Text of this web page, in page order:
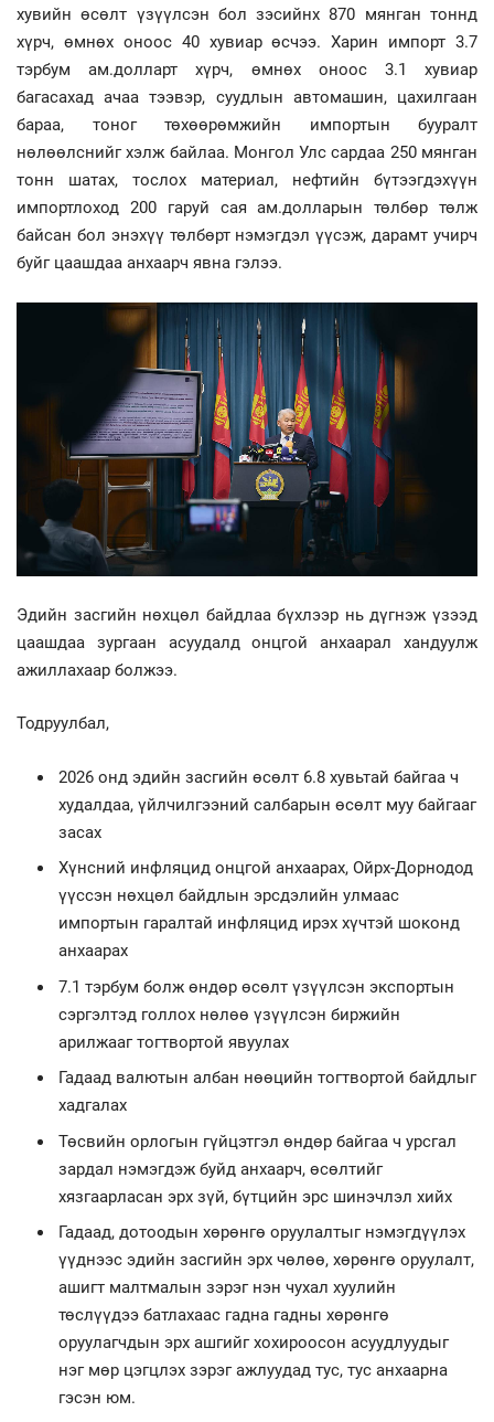
хувийн өсөлт үзүүлсэн бол зэсийнх 870 мянган тоннд
хүрч, өмнөх оноос 40 хувиар өсчээ. Харин импорт 3.7
тэрбум ам.долларт хүрч, өмнөх оноос 3.1 хувиар
багасахад ачаа тээвэр, суудлын автомашин, цахилгаан
бараа, тоног төхөөрөмжийн импортын бууралт
нөлөөлснийг хэлж байлаа. Монгол Улс сардаа 250 мянган
тонн шатах, тослох материал, нефтийн бүтээгдэхүүн
импортлоход 200 гаруй сая ам.долларын төлбөр төлж
байсан бол энэхүү төлбөрт нэмэгдэл үүсэж, дарамт учирч
буйг цаашдаа анхаарч явна гэлээ.
Эдийн засгийн нөхцөл байдлаа бүхлээр нь дүгнэж үзээд
цаашдаа зургаан асуудалд онцгой анхаарал хандуулж
ажиллахаар болжээ.
Тодруулбал,
2026 онд эдийн засгийн өсөлт 6.8 хувьтай байгаа ч
худалдаа, үйлчилгээний салбарын өсөлт муу байгааг
засах
Хүнсний инфляцид онцгой анхаарах, Ойрх-Дорнодод
үүссэн нөхцөл байдлын эрсдэлийн улмаас
импортын гаралтай инфляцид ирэх хүчтэй шоконд
анхаарах
7.1 тэрбум болж өндөр өсөлт үзүүлсэн экспортын
сэргэлтэд голлох нөлөө үзүүлсэн биржийн
арилжааг тогтвортой явуулах
Гадаад валютын албан нөөцийн тогтвортой байдлыг
хадгалах
Төсвийн орлогын гүйцэтгэл өндөр байгаа ч урсгал
зардал нэмэгдэж буйд анхаарч, өсөлтийг
хязгаарласан эрх зүй, бүтцийн эрс шинэчлэл хийх
Гадаад, дотоодын хөрөнгө оруулалтыг нэмэгдүүлэх
үүднээс эдийн засгийн эрх чөлөө, хөрөнгө оруулалт,
ашигт малтмалын зэрэг нэн чухал хуулийн
төслүүдээ батлахаас гадна гадны хөрөнгө
оруулагчдын эрх ашгийг хохироосон асуудлуудыг
нэг мөр цэгцлэх зэрэг ажлуудад тус, тус анхаарна
гэсэн юм.